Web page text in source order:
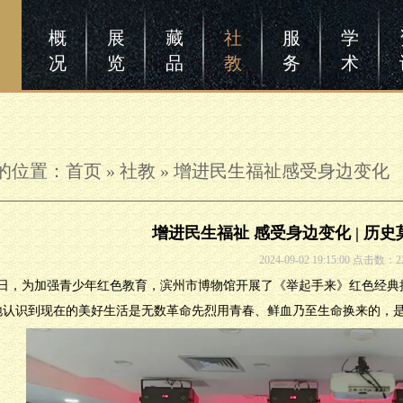
概
况
展
览
藏
品
社
教
服
务
学
术
位置： 首页 » 社教»增进民生福祉感受身边变化
增进民生福祉 感受身边变化 | 历史
2024-09-02 19:15:00 点击数：
，为加强青少年红色教育，滨州市博物馆开展了《举起手来》红色经
识到现在的美好生活是无数革命先烈用青春、鲜血乃至生命换来的，